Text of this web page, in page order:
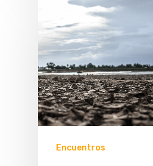
Encuentros